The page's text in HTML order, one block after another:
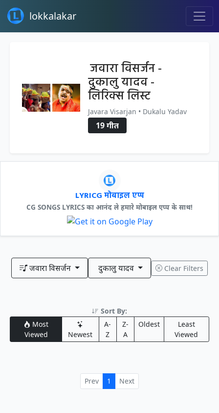
lokkalakar
जवारा विसर्जन -
दुकालु यादव -
लिरिक्स लिस्ट
Javara Visarjan • Dukalu Yadav
19 गीत
LYRICG मोबाइल एप्प
CG SONGS LYRICS का आनंद ले हमारे मोबाइल एप्प के साथ!
जवारा विसर्जन दुकालु यादव Clear Filters
Sort By:
Most
Viewed
Newest
A-
Z
Z-
A
Oldest
Least
Viewed
Prev 1 Next